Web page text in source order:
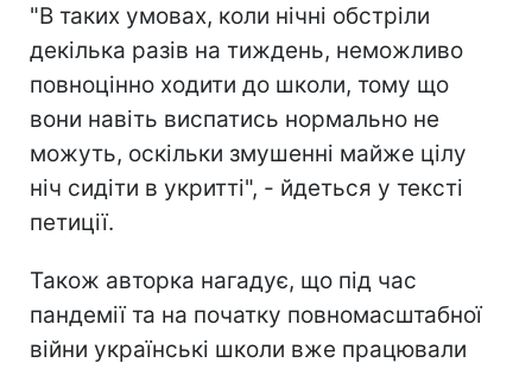
"В таких умовах, коли нічні обстріли
декілька разів на тиждень, неможливо
повноцінно ходити до школи, тому що
вони навіть виспатись нормально не
можуть, оскільки змушенні майже цілу
ніч сидіти в укритті", - йдеться у тексті
петиції.
Також авторка нагадує, що під час
пандемії та на початку повномасштабної
війни українські школи вже працювали